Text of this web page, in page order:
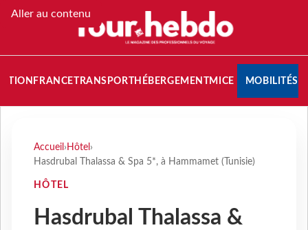
Aller au contenu
FRANCETRANSPORT HÉBERGEMENTMICE MOBILITÉS
Accueil › Hôtel ›
Hasdrubal Thalassa & Spa 5*, à Hammamet (Tunisie)
HÔTEL
Hasdrubal Thalassa &